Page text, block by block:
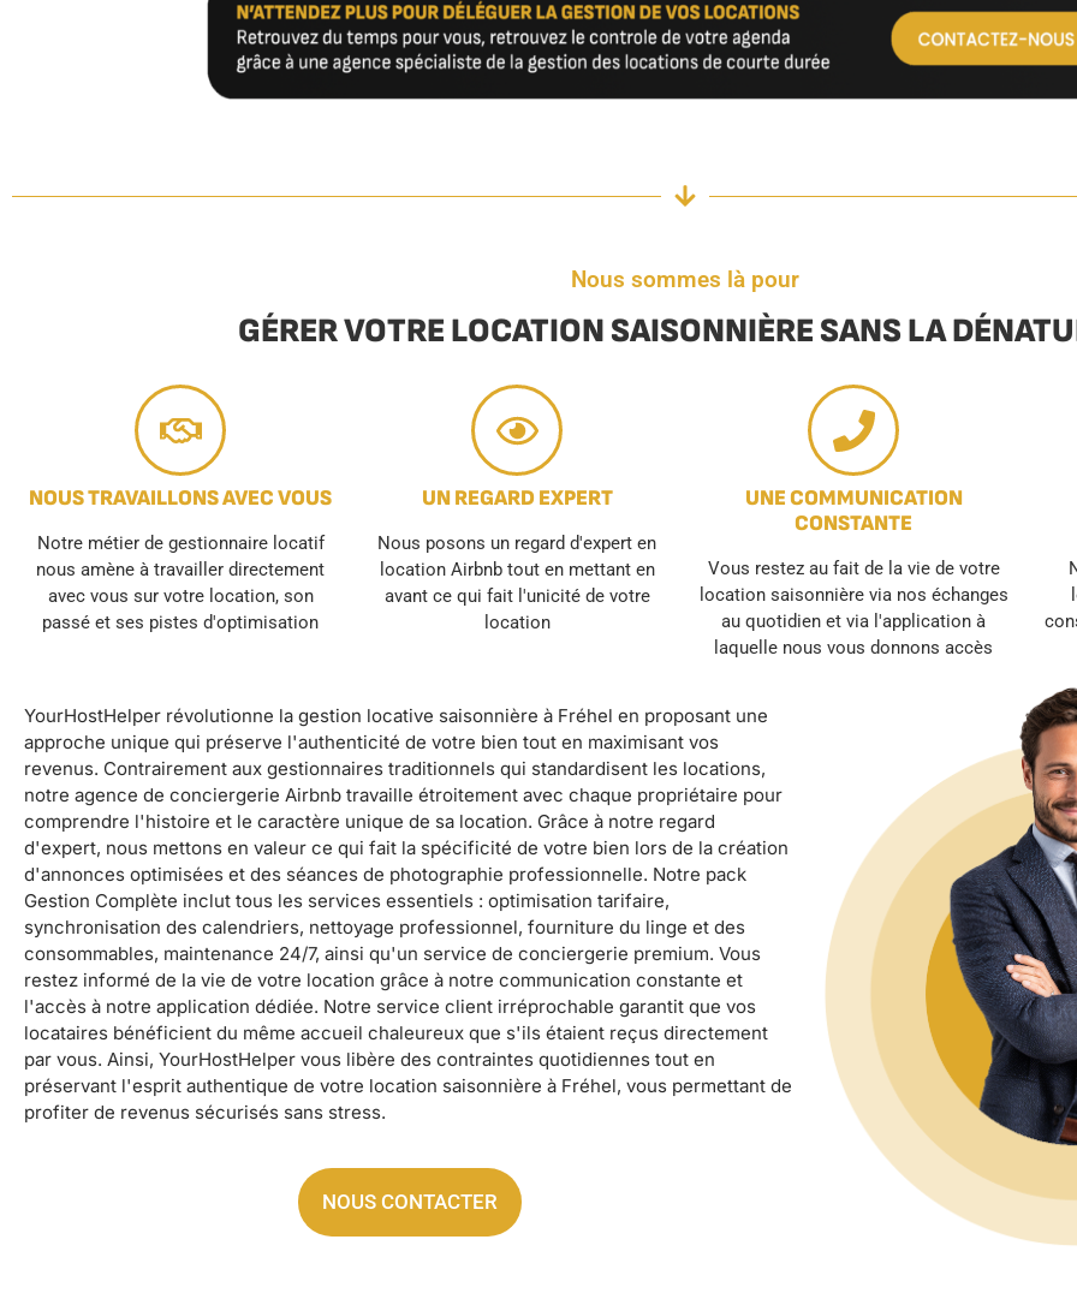
Nous sommes là pour
GÉRER VOTRE LOCATION SAISONNIÈRE SANS LA
NOUS TRAVAILLONS AVEC VOUS
Notre métier de gestionnaire locatif
nous amène à travailler directement
avec vous sur votre location, son
passé et ses pistes d'optimisation
UN REGARD EXPERT
Nous posons un regard d'expert en
location Airbnb tout en mettant en
avant ce qui fait l'unicité de votre
location
UNE COMMUNICATION
CONSTANTE
Vous restez au fait de la vie de votre
location saisonnière via nos échanges
au quotidien et via l'application à
laquelle nous vous donnons accès
YourHostHelper révolutionne la gestion locative saisonnière à Fréhel en proposant une
approche unique qui préserve l'authenticité de votre bien tout en maximisant vos
revenus. Contrairement aux gestionnaires traditionnels qui standardisent les locations,
notre agence de conciergerie Airbnb travaille étroitement avec chaque propriétaire pour
comprendre l'histoire et le caractère unique de sa location. Grâce à notre regard
d'expert, nous mettons en valeur ce qui fait la spécificité de votre bien lors de la création
d'annonces optimisées et des séances de photographie professionnelle. Notre pack
Gestion Complète inclut tous les services essentiels : optimisation tarifaire,
synchronisation des calendriers, nettoyage professionnel, fourniture du linge et des
consommables, maintenance 24/7, ainsi qu'un service de conciergerie premium. Vous
restez informé de la vie de votre location grâce à notre communication constante et
l'accès à notre application dédiée. Notre service client irréprochable garantit que vos
locataires bénéficient du même accueil chaleureux que s'ils étaient reçus directement
par vous. Ainsi, YourHostHelper vous libère des contraintes quotidiennes tout en
préservant l'esprit authentique de votre location saisonnière à Fréhel, vous permettant de
profiter de revenus sécurisés sans stress.
NOUS CONTACTER